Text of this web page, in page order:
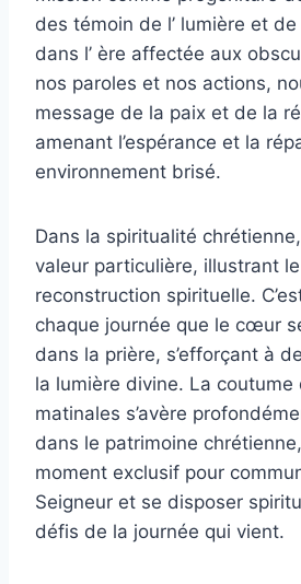
des témoin de l’ lumière et
dans l’ ère affectée aux
nos paroles et nos actions,
message de la paix et de la
amenant l’espérance et la
environnement brisé.
Dans la spiritualité chrétienne,
valeur particulière, illustrant le
reconstruction spirituelle.
chaque journée que le cœur
dans la prière, s’efforçant à
la lumière divine. La coutume
matinales s’avère
dans le patrimoine
moment exclusif pour
Seigneur et se disposer
défis de la journée qui vient.